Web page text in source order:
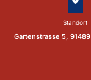
Standort
Gartenstrasse 5,